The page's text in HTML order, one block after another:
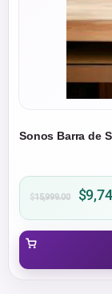
Sonos Barra de
$15,999.00 $